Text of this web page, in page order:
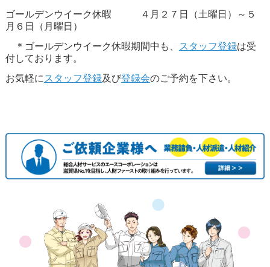
ゴールデンウイーク休暇 ４月２７日（土曜日）～５
月６日（月曜日）
＊ゴールデンウイーク休暇期間中も、
スタッフ登録は受
付しております。
お気軽に スタッフ登録及び登録会のご予約を下さい。